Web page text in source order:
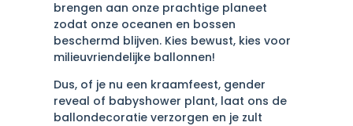
brengen aan onze prachtige planeet
zodat onze oceanen en bossen
beschermd blijven. Kies bewust, kies voor
milieuvriendelijke ballonnen!
Dus, of je nu een kraamfeest, gender
reveal of babyshower plant, laat ons de
ballondecoratie verzorgen en je zult